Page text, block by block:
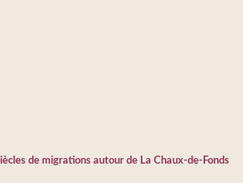
de migrations autour de La Chaux-de-Fonds